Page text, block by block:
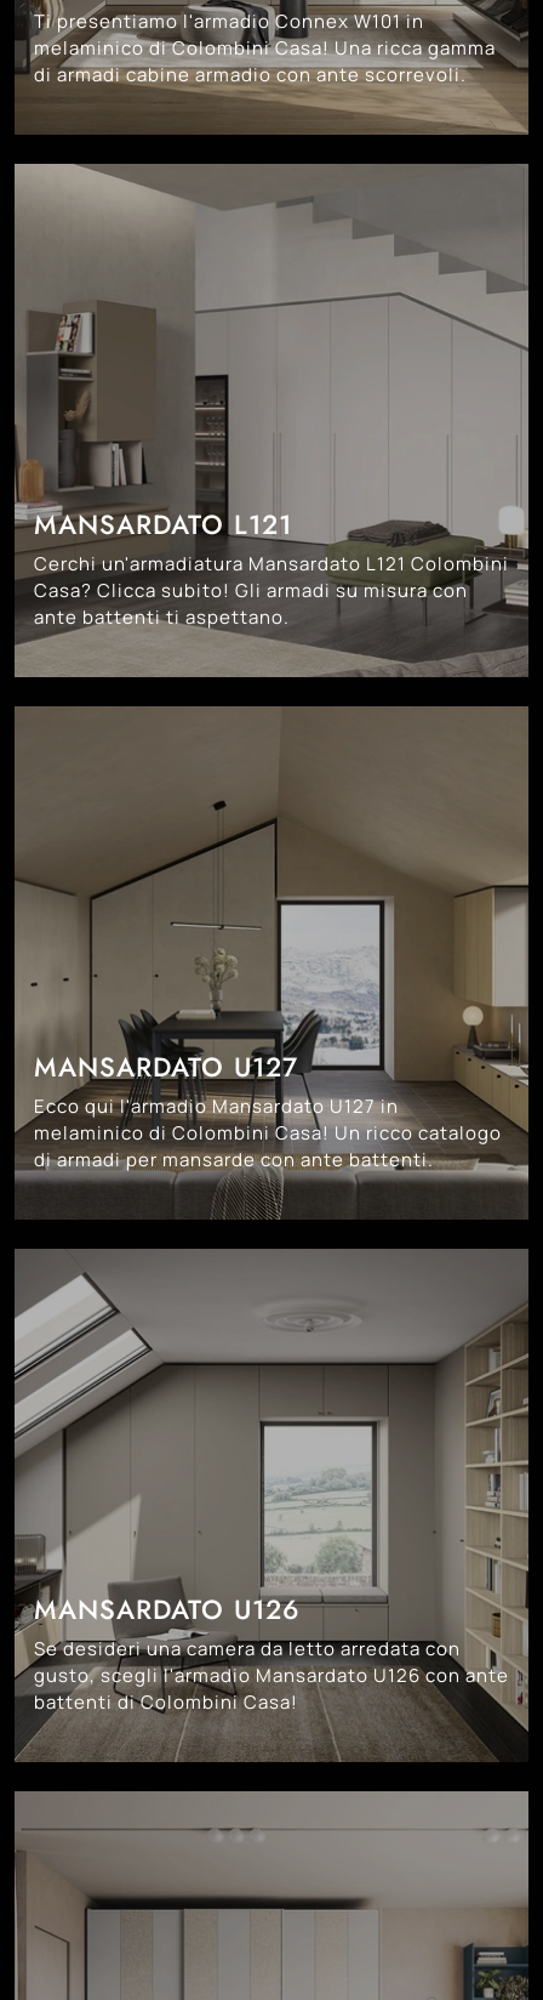
Ti presentiamo l'armadio Connex W101 in
melaminico di Colombini Casa! Una ricca gamma
di armadi cabine armadio con ante scorrevoli.
MANSARDATO L121
Cerchi un'armadiatura Mansardato L121 Colombini
Casa? Clicca subito! Gli armadi su misura con
ante battenti ti aspettano.
MANSARDATO U127
Ecco qui l'armadio Mansardato U127 in
melaminico di Colombini Casa! Un ricco catalogo
di armadi per mansarde con ante battenti.
MANSARDATO U126
Se desideri una camera da letto arredata con
gusto, scegli l'armadio Mansardato U126 con ante
battenti di Colombini Casa!